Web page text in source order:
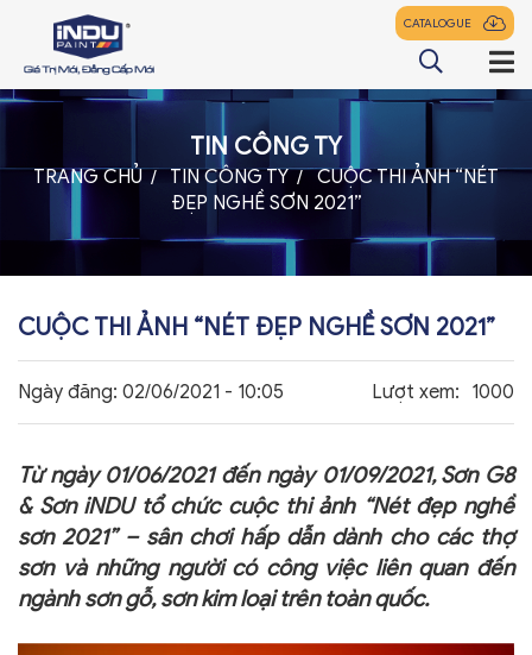
ĐẠI LÝ
TIN TỨC
LIÊN HỆ
z
CATALOGUE
TRANG CHỦ TIN CÔNG TY
CUỘC THI ẢNH “NÉT
ĐẸP NGHỀ SƠN 2021”
TIN CÔNG TY
CUỘC THI ẢNH “NÉT ĐẸP NGHỀ SƠN 2021”
Ngày đăng: 02/06/2021 - 10:05 Lượt xem: 1000
Từ ngày 01/06/2021 đến ngày 01/09/2021, Sơn G8
& Sơn iNDU tổ chức cuộc thi ảnh “Nét đẹp nghề
sơn 2021” – sân chơi hấp dẫn dành cho các thợ
sơn và những người có công việc liên quan đến
ngành sơn gỗ, sơn kim loại trên toàn quốc.